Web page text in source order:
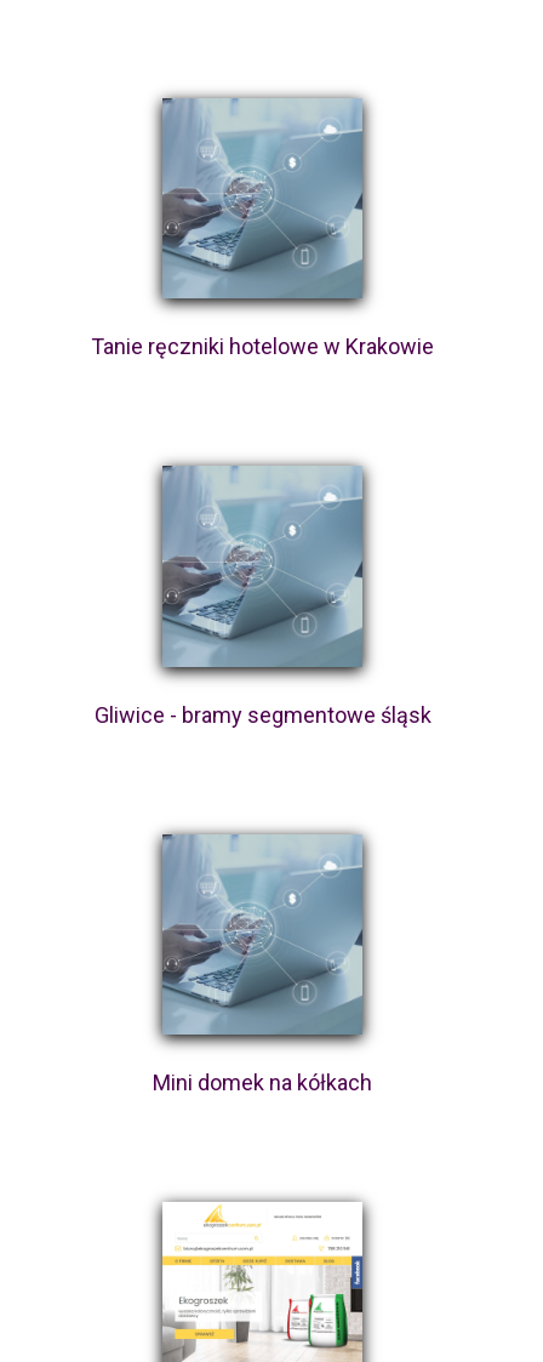
Tanie ręczniki hotelowe w Krakowie
Gliwice - bramy segmentowe śląsk
Mini domek na kółkach